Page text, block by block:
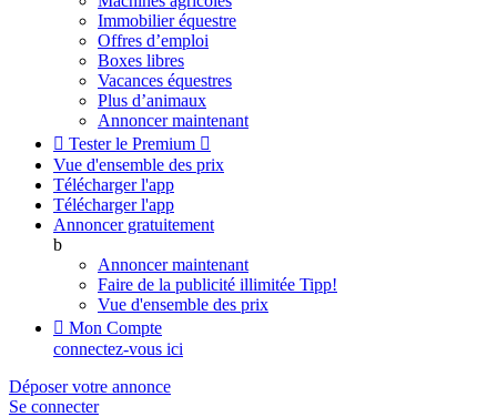
Immobilier équestre
Offres d’emploi
Boxes libres
Vacances équestres
Plus d’animaux
Annoncer maintenant
 Tester le Premium 
Vue d'ensemble des prix
Télécharger l'app
Télécharger l'app
Annoncer gratuitement
b
Annoncer maintenant
Faire de la publicité illimitée Tipp!
Vue d'ensemble des prix
 Mon Compte
connectez-vous ici
Déposer votre annonce
Se connecter